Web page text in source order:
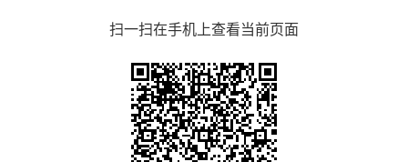
扫一扫在手机上查看当前页面